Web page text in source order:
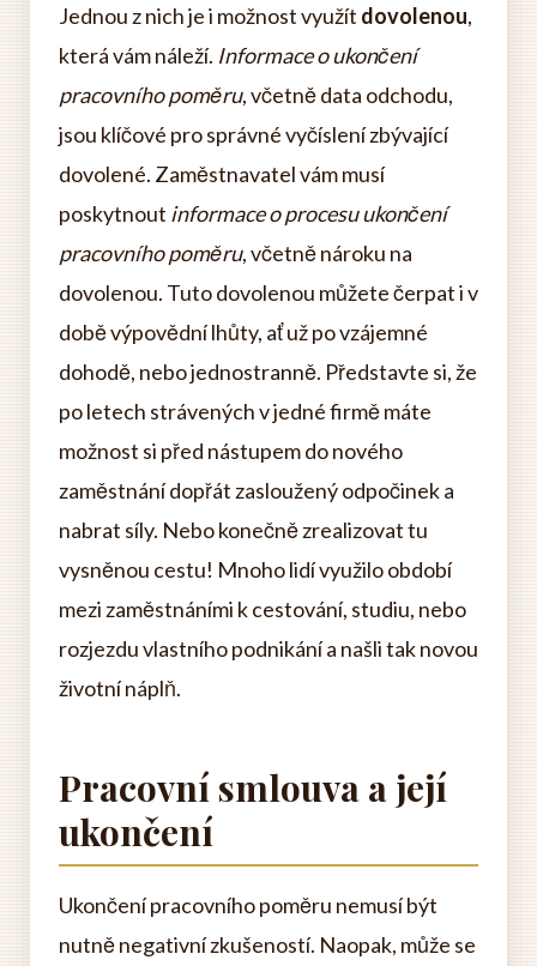
Jednou z nich je i možnost využít dovolenou,
která vám náleží. Informace o ukončení
pracovního poměru, včetně data odchodu,
jsou klíčové pro správné vyčíslení zbývající
dovolené. Zaměstnavatel vám musí
poskytnout informace o procesu ukončení
pracovního poměru, včetně nároku na
dovolenou. Tuto dovolenou můžete čerpat i v
době výpovědní lhůty, ať už po vzájemné
dohodě, nebo jednostranně. Představte si, že
po letech strávených v jedné firmě máte
možnost si před nástupem do nového
zaměstnání dopřát zasloužený odpočinek a
nabrat síly. Nebo konečně zrealizovat tu
vysněnou cestu! Mnoho lidí využilo období
mezi zaměstnáními k cestování, studiu, nebo
rozjezdu vlastního podnikání a našli tak novou
životní náplň.
Pracovní smlouva a její
ukončení
Ukončení pracovního poměru nemusí být
nutně negativní zkušeností. Naopak, může se